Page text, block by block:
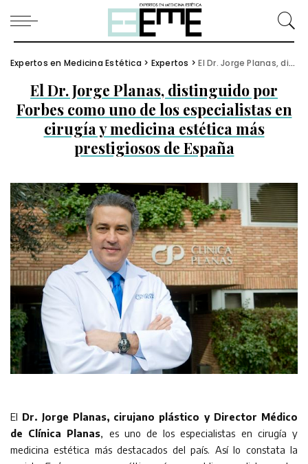
Expertos en Medicina Estética > Expertos >El Dr. Jorge Planas, distinguido por Forbes como uno de los especialistas en cirugía y medicina estética más prestigiosos de España
El Dr. Jorge Planas, distinguido por
Forbes como uno de los especialistas en
cirugía y medicina estética más
prestigiosos de España
El Dr. Jorge Planas, cirujano plástico y Director Médico
de Clínica Planas, es uno de los especialistas en cirugía y
medicina estética más destacados del país. Así lo constata la